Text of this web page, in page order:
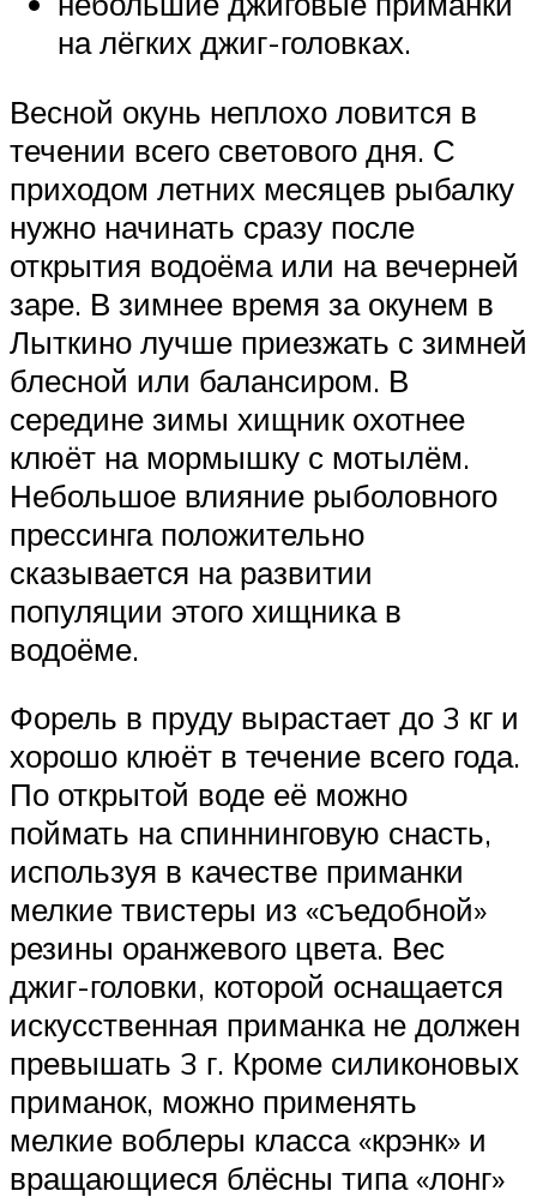
на лёгких джиг-головках.
Весной окунь неплохо ловится в
течении всего светового дня. С
приходом летних месяцев рыбалку
нужно начинать сразу после
открытия водоёма или на вечерней
заре. В зимнее время за окунем в
Лыткино лучше приезжать с зимней
блесной или балансиром. В
середине зимы хищник охотнее
клюёт на мормышку с мотылём.
Небольшое влияние рыболовного
прессинга положительно
сказывается на развитии
популяции этого хищника в
водоёме.
Форель в пруду вырастает до 3 кг и
хорошо клюёт в течение всего года.
По открытой воде её можно
поймать на спиннинговую снасть,
используя в качестве приманки
мелкие твистеры из «съедобной»
резины оранжевого цвета. Вес
джиг-головки, которой оснащается
искусственная приманка не должен
превышать 3 г. Кроме силиконовых
приманок, можно применять
мелкие воблеры класса «крэнк» и
вращающиеся блёсны типа «лонг»